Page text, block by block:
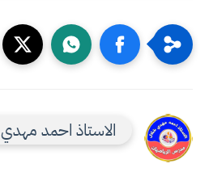
الاستاذ احمد مهدي 1